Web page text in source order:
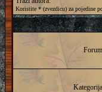
Koristite * (zvezdicu) za pojedine